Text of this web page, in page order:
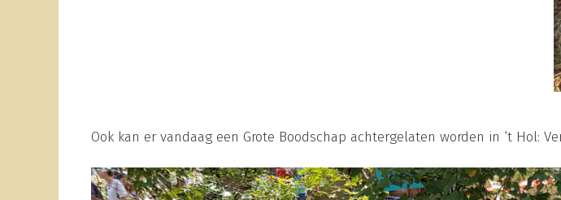
Ook kan er vandaag een Grote Boodschap achtergelaten worden in ‘t Hol: